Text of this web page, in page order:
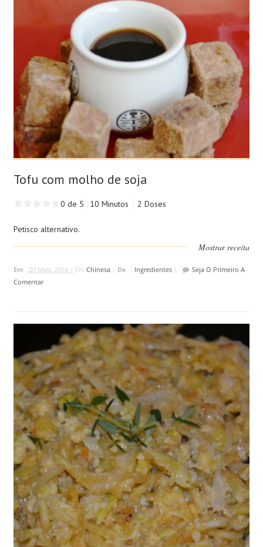
Tofu com molho de soja
0 de 5 10 Minutos 2 Doses
Petisco alternativo.
Mostrar receita
Em 20 Maio, 2014 | Em Chinesa| De Ingredientes|
Seja O Primeiro A
Comentar